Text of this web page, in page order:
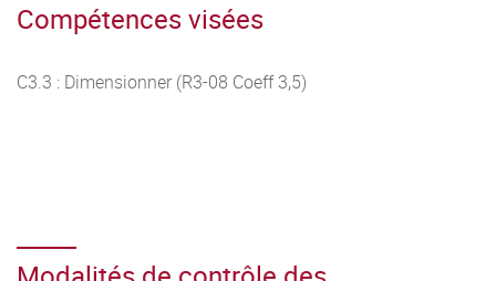
Compétences visées
C3.3 : Dimensionner (R3-08 Coeff 3,5)